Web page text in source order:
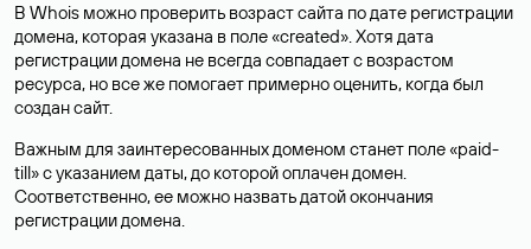
В Whois можно проверить возраст сайта по дате регистрации
домена, которая указана в поле «created». Хотя дата
регистрации домена не всегда совпадает с возрастом
ресурса, но все же помогает примерно оценить, когда был
создан сайт.
Важным для заинтересованных доменом станет поле «paid-
till» с указанием даты, до которой оплачен домен.
Соответственно, ее можно назвать датой окончания
регистрации домена.